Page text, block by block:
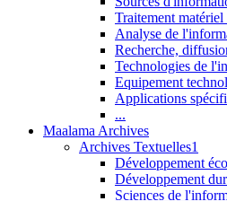
Traitement
Analyse de
Recherche,
Technologies de
Equipement
Applications
...
Maalama Archives
Archives Textuelles1
Développement
Développement
Sciences de